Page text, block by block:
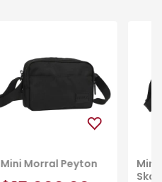
Mini Morral Peyton
Mini